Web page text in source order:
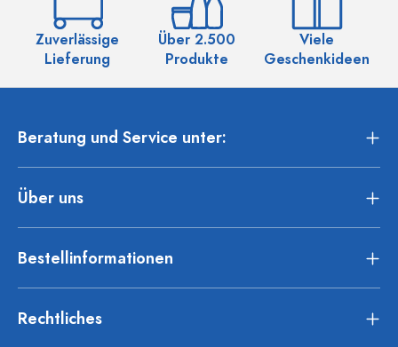
Zuverlässige
Lieferung
Über 2.500
Produkte
Viele
Geschenkideen
Beratung und Service unter:
Über uns
Bestellinformationen
Rechtliches